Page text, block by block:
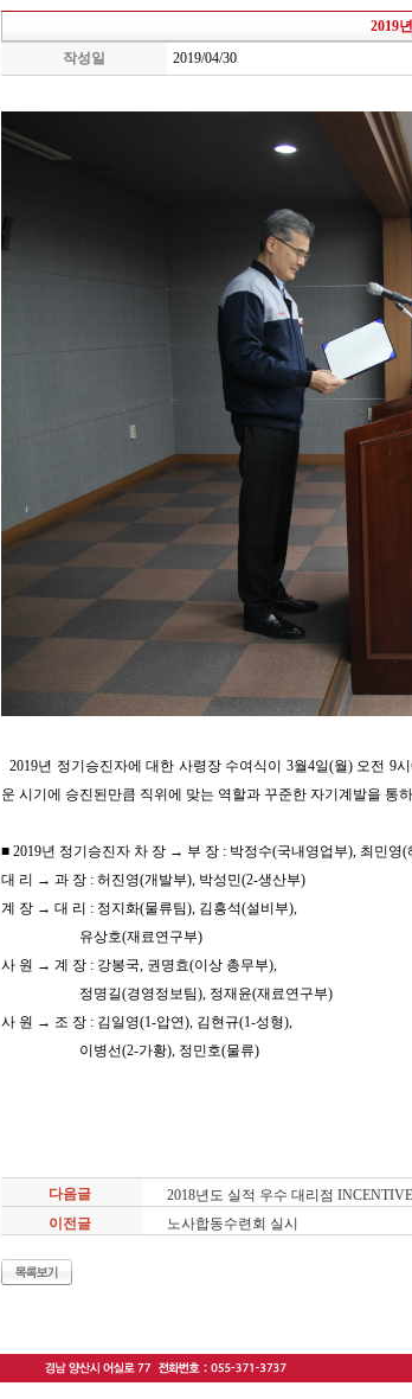
2019
작성일
2019/04/30
2019년 정기승진자에 대한 사령장 수여식이 3월4일(월) 오전 9
운 시기에 승진된만큼 직위에 맞는 역할과 꾸준한 자기계발을 통
■ 2019년 정기승진자 차 장 → 부 장 : 박정수(국내영업부), 최민영(
대 리 → 과 장 : 허진영(개발부), 박성민(2-생산부)
계 장 → 대 리 : 정지화(물류팀), 김흥석(설비부),
유상호(재료연구부)
사 원 → 계 장 : 강봉국, 권명효(이상 총무부),
정명길(경영정보팀), 정재윤(재료연구부)
사 원 → 조 장 : 김일영(1-압연), 김현규(1-성형),
이병선(2-가황), 정민호(물류)
다음글
2018년도 실적 우수 대리점
이전글
노사합동수련회 실시